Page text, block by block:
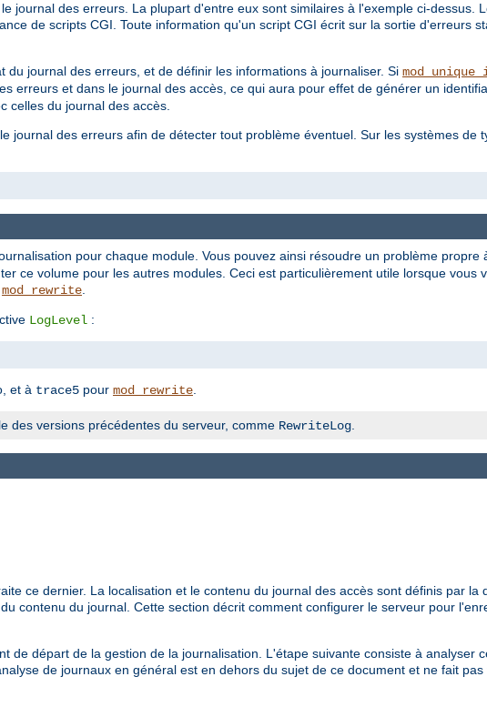
journal des erreurs. La plupart d'entre eux sont similaires à l'exemple ci-dessus.
de scripts CGI. Toute information qu'un script CGI écrit sur la sortie d'erreurs
du journal des erreurs, et de définir les informations à journaliser. Si
erreurs et dans le journal des accès, ce qui aura pour effet de générer un
celles du journal des accès.
journal des erreurs afin de détecter tout problème éventuel. Sur les systèmes de
pour chaque module. Vous pouvez ainsi résoudre un problème propre
ce volume pour les autres modules. Ceci est particulièrement utile lorsque vous
mod_rewrite
LogLevel :
et à trace5 pour mod_rewrite
des versions précédentes du serveur, comme RewriteLog
ce dernier. La localisation et le contenu du journal des accès sont définis par la
contenu du journal. Cette section décrit comment configurer le serveur pour
de départ de la gestion de la journalisation. L'étape suivante consiste à analyser
de journaux en général est en dehors du sujet de ce document et ne fait pas